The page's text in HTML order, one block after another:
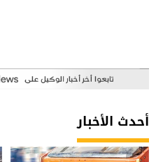
أحدث الأخبار